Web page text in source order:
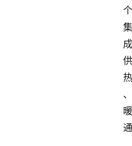
个
集
成
供
热
、
暖
通